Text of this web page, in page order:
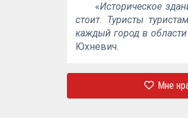
«Историческое
стоит. Туристы
каждый город в
Юхневич.
Мне